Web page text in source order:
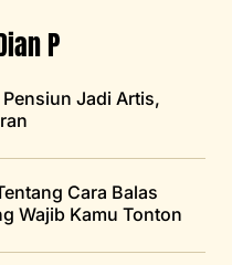
P
Jadi Artis,
Cara Balas
Wajib Kamu Tonton